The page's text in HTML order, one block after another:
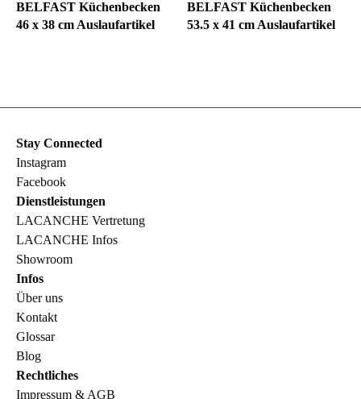
BELFAST Küchenbecken
46 x 38 cm Auslaufartikel
BELFAST Küchenbecken
53.5 x 41 cm Auslaufartikel
Stay Connected
Instagram
Facebook
Dienstleistungen
LACANCHE Vertretung
LACANCHE Infos
Showroom
Infos
Über uns
Kontakt
Glossar
Blog
Rechtliches
Impressum & AGB